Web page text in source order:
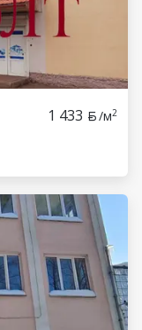
1 433 /м2